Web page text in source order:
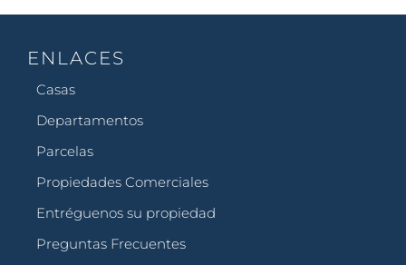
ENLACES
Casas
Departamentos
Parcelas
Propiedades Comerciales
Entréguenos su propiedad
Preguntas Frecuentes